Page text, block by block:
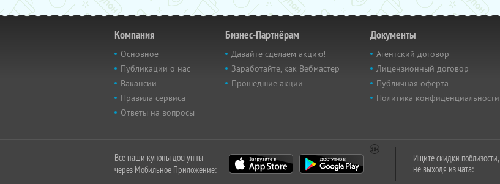
Компания
Основное
Публикации о нас
Вакансии
Правила сервиса
Ответы на вопросы
Бизнес-Партнёрам
Давайте сделаем акцию!
Заработайте, как Вебмастер
Прошедшие акции
Документы
Агентский договор
Лицензионный договор
Публичная оферта
Политика конфиденциальности
Все наши купоны доступны
через Мобильное Приложение:
Ищите скидки поблизости,
не выходя из чата: